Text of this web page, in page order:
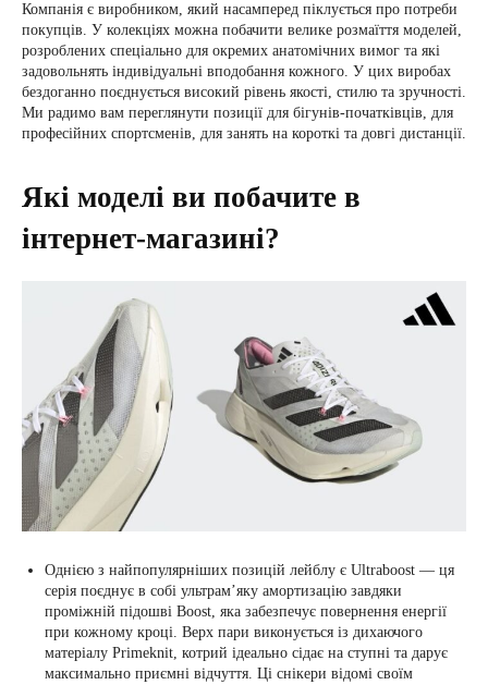
Компанія є виробником, який насамперед піклується про потреби
покупців. У колекціях можна побачити велике розмаїття моделей,
розроблених спеціально для окремих анатомічних вимог та які
задовольнять індивідуальні вподобання кожного. У цих виробах
бездоганно поєднується високий рівень якості, стилю та зручності.
Ми радимо вам переглянути позиції для бігунів-початківців, для
професійних спортсменів, для занять на короткі та довгі дистанції.
Які моделі ви побачите в
інтернет-магазині?
Однією з найпопулярніших позицій лейблу є Ultraboost — ця
серія поєднує в собі ультрам’яку амортизацію завдяки
проміжній підошві Boost, яка забезпечує повернення енергії
при кожному кроці. Верх пари виконується із дихаючого
матеріалу Primeknit, котрий ідеально сідає на ступні та дарує
максимально приємні відчуття. Ці снікери відомі своїм